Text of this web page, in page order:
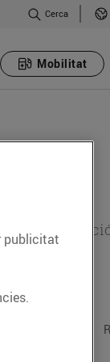
Cerca
Mobilitat
publicitat